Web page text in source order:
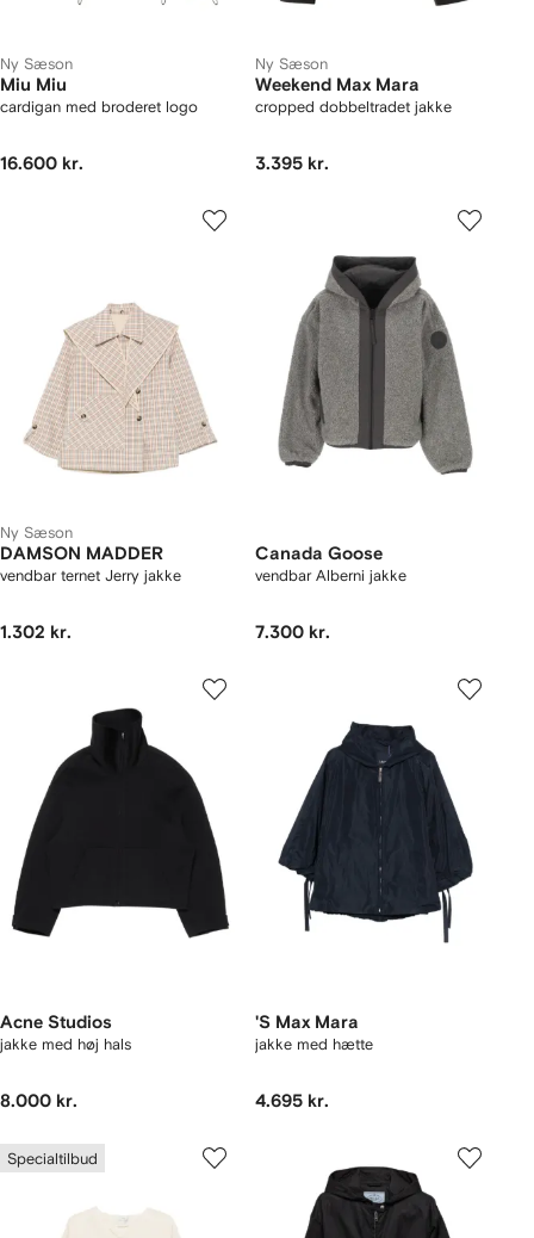
Ny Sæson
Miu Miu
cardigan med broderet logo
16.600 kr.
Ny Sæson
Weekend Max Mara
cropped dobbeltradet jakke
3.395 kr.
Ny Sæson
DAMSON MADDER
vendbar ternet Jerry jakke
1.302 kr.
Canada Goose
vendbar Alberni jakke
7.300 kr.
Acne Studios
jakke med høj hals
8.000 kr.
'S Max Mara
jakke med hætte
4.695 kr.
Specialtilbud